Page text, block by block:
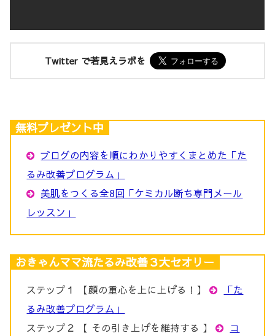
Twitter で若見えラボを
無料プレゼント中
ブログの内容を順にわかりやすくまとめた「た
るみ改善プログラム」
美肌をつくる全8回「ケミカル断ち専門メール
レッスン」
おきゃんママ流たるみ改善３大セオリー
ステップ１ 【顔の重心を上に上げる！】
「た
るみ改善プログラム」
ステップ２ 【 その引き上げを維持する 】
コ